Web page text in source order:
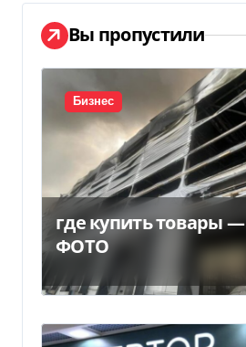
Вы пропустили
Бизнес
где купить товары —
ФОТО